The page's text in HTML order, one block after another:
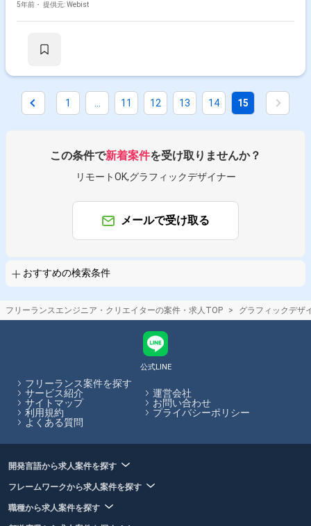
ンからサイト更新まで、幅広いクリエイティブに携わっていただけます！
新作業も担当していただきます。 【業務環境】 全体としては15人ほどい
5年前・ 提供元: Webist
1 11 12 13 14 15
この条件で新着案件を受け取りませんか？
リモートOK,グラフィックデザイナー
メールで受け取る
おすすめの検索条件
フリーランスエンジニア・クリエイターの案件・求人TOP グラフィックデザ
公式LINE
フリーランス案件を探す
サービス紹介
運営会社
サイトマップ
お問い合わせ
利用規約
プライバシーポリシー
よくある質問
開発言語から求人案件を探す
フレームワークから求人案件を探す
職種から求人案件を探す